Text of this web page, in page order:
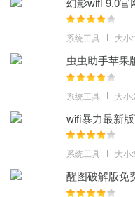
更好的操作经验而开发的
2、安装好的UI可以添加选
的安装体验，可以有效保
优化和提升；
3、可通过亚马逊应用商店
的技术与全新的界面，桌面
体验点评：
文件数据保持着随时的安全
己的操作节奏，更好的利用
系统工具 大小
虫虫助手苹果
系统工具 大小
wifi暴力最新
系统工具 大小
醒图破解版免